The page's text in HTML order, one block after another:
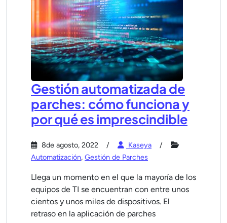
Gestión automatizada de
parches: cómo funciona y
por qué es imprescindible
8de agosto, 2022
Kaseya
Automatización, Gestión de Parches
Llega un momento en el que la mayoría de los
equipos de TI se encuentran con entre unos
cientos y unos miles de dispositivos. El
retraso en la aplicación de parches